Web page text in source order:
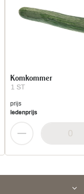
1 ST
Komkommer
prijs
ledenprijs